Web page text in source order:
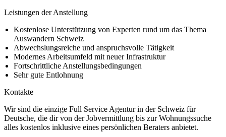
Leistungen der Anstellung
Kostenlose Unterstützung von Experten rund um das Thema
Auswandern Schweiz
Abwechslungsreiche und anspruchsvolle Tätigkeit
Modernes Arbeitsumfeld mit neuer Infrastruktur
Fortschrittliche Anstellungsbedingungen
Sehr gute Entlohnung
Kontakte
Wir sind die einzige Full Service Agentur in der Schweiz für
Deutsche, die dir von der Jobvermittlung bis zur Wohnungssuche
alles kostenlos inklusive eines persönlichen Beraters anbietet.